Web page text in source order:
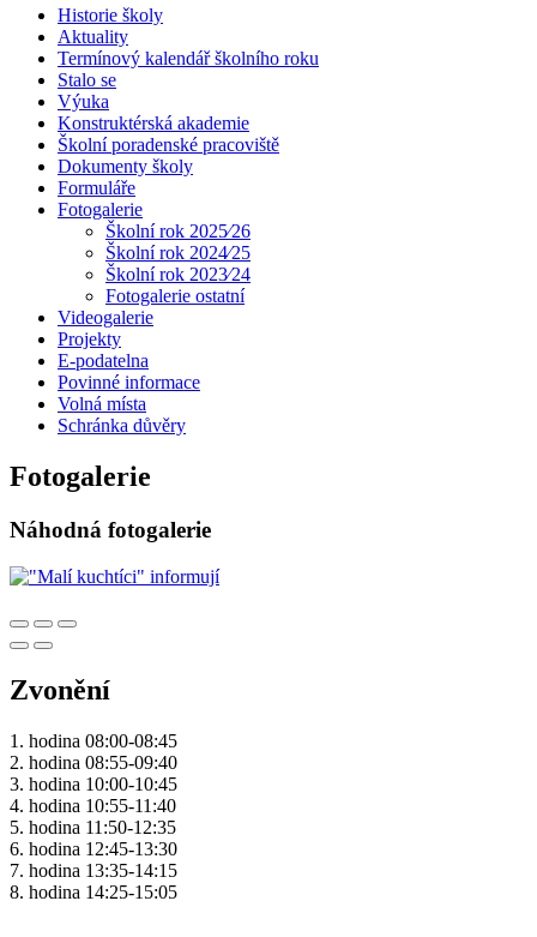
Historie školy
Aktuality
Termínový kalendář školního roku
Stalo se
Výuka
Konstruktérská akademie
Školní poradenské pracoviště
Dokumenty školy
Formuláře
Fotogalerie
Školní rok 2025⁄26
Školní rok 2024⁄25
Školní rok 2023⁄24
Fotogalerie ostatní
Videogalerie
Projekty
E-podatelna
Povinné informace
Volná místa
Schránka důvěry
Fotogalerie
Náhodná fotogalerie
Zvonění
1. hodina 08:00-08:45
2. hodina 08:55-09:40
3. hodina 10:00-10:45
4. hodina 10:55-11:40
5. hodina 11:50-12:35
6. hodina 12:45-13:30
7. hodina 13:35-14:15
8. hodina 14:25-15:05